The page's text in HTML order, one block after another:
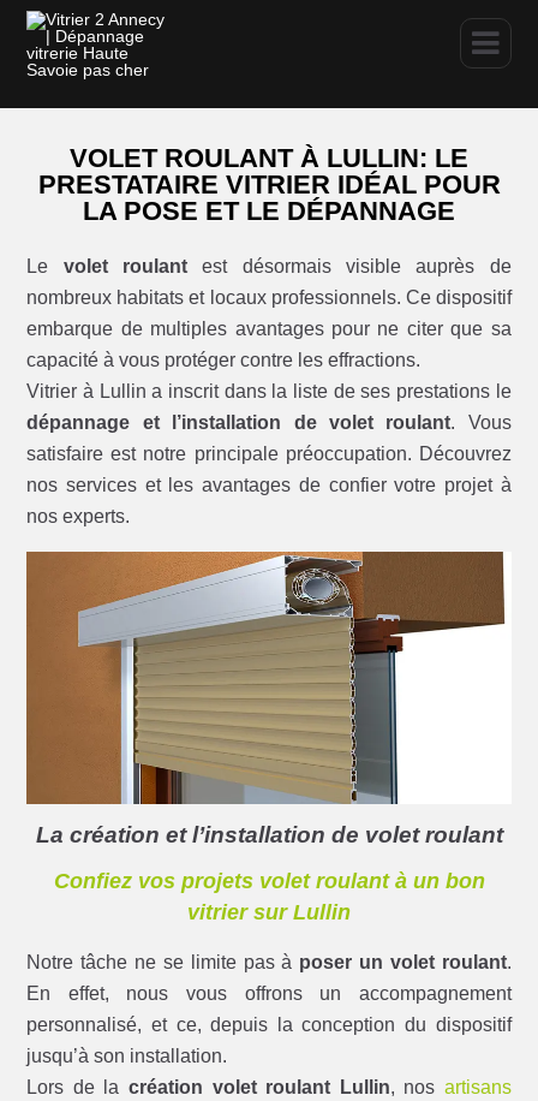
VOLET ROULANT À LULLIN: LE
PRESTATAIRE VITRIER IDÉAL POUR
LA POSE ET LE DÉPANNAGE
Le volet roulant est désormais visible auprès de
nombreux habitats et locaux professionnels. Ce dispositif
embarque de multiples avantages pour ne citer que sa
capacité à vous protéger contre les effractions.
Vitrier à Lullin a inscrit dans la liste de ses prestations le
dépannage et l’installation de volet roulant. Vous
satisfaire est notre principale préoccupation. Découvrez
nos services et les avantages de confier votre projet à
nos experts.
La création et l’installation de volet roulant
Confiez vos projets volet roulant à un bon
vitrier sur Lullin
Notre tâche ne se limite pas à poser un volet roulant.
En effet, nous vous offrons un accompagnement
personnalisé, et ce, depuis la conception du dispositif
jusqu’à son installation.
Lors de la création volet roulant Lullin, nos artisans